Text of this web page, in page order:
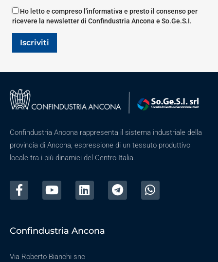
Ho letto e compreso l'informativa e presto il consenso per
ricevere la newsletter di Confindustria Ancona e So.Ge.S.I.
Iscriviti
Confindustria Ancona rappresenta il sistema industriale della
provincia di Ancona, espressione di un tessuto produttivo
locale tra i più dinamici del Centro Italia.
Confindustria Ancona
Via Roberto Bianchi snc